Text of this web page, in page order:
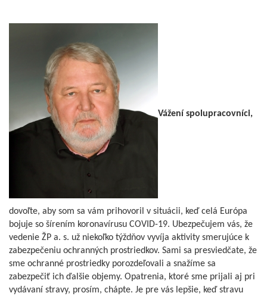
Vážení spolupracovníci,
dovoľte, aby som sa vám prihovoril v situácii, keď celá Európa
bojuje so šírením koronavírusu COVID-19. Ubezpečujem vás, že
vedenie ŽP a. s. už niekoľko týždňov vyvíja aktivity smerujúce k
zabezpečeniu ochranných prostriedkov. Sami sa presviedčate, že
sme ochranné prostriedky porozdeľovali a snažíme sa
zabezpečiť ich ďalšie objemy. Opatrenia, ktoré sme prijali aj pri
vydávaní stravy, prosím, chápte. Je pre vás lepšie, keď stravu